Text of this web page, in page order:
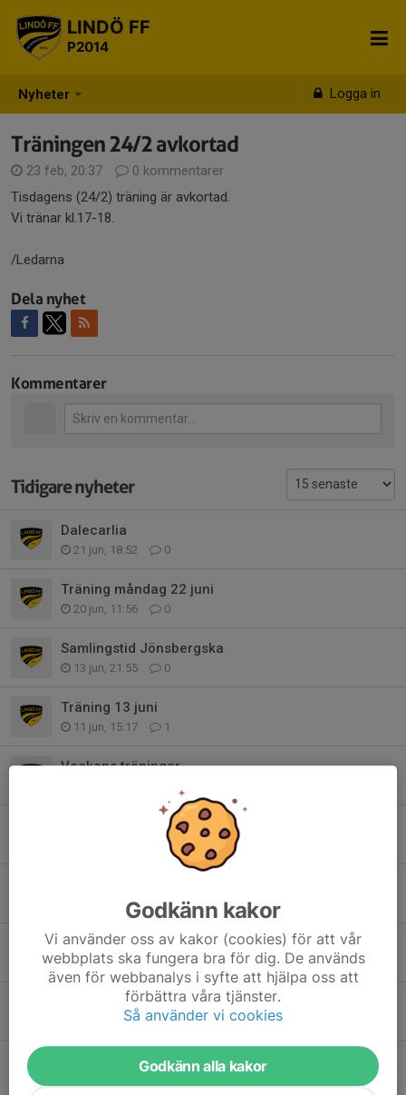
Nyheter Logga in
LINDÖ FF
P2014
Träningen 24/2 avkortad
23 feb, 20:37
0 kommentarer
Tisdagens (24/2) träning är avkortad.
Vi tränar kl.17-18.
/Ledarna
Dela nyhet
Kommentarer
Tidigare nyheter
Dalecarlia
21 jun, 18:52 0
Träning måndag 22 juni
20 jun, 11:56 0
Samlingstid Jönsbergska
13 jun, 21:55 0
Träning 13 juni
11 jun, 15:17 1
Veckans träningar
Jönsbergska cup 14 juni
5 jun, 22:10 0
LINDÖ FF HÖSTCUP 2026
8 maj, 16:34 0
Träningen idag blir en timme
7 apr, 15:55 0
Träningen idag blir en timme
Godkänn kakor
Vi använder oss av kakor (cookies) för att vår
webbplats ska fungera bra för dig. De används
även för webbanalys i syfte att hjälpa oss att
förbättra våra tjänster.
Så använder vi cookies
Godkänn alla kakor